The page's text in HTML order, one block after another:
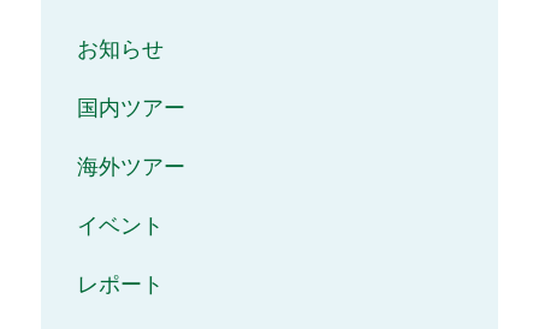
お知らせ
国内ツアー
海外ツアー
イベント
レポート